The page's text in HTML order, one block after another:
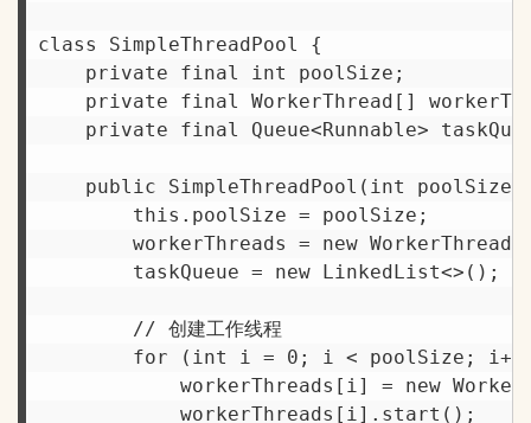
class SimpleThreadPool {
    private final int poolSize;
private final WorkerThread[]
private final Queue<Runnable>
public SimpleThreadPool(int poolSize)
        this.poolSize = poolSize;
workerThreads = new
        taskQueue = new LinkedList<>();
        // 创建工作线程
for (int i = 0; i < poolSize;
workerThreads[i] = new
            workerThreads[i].start();